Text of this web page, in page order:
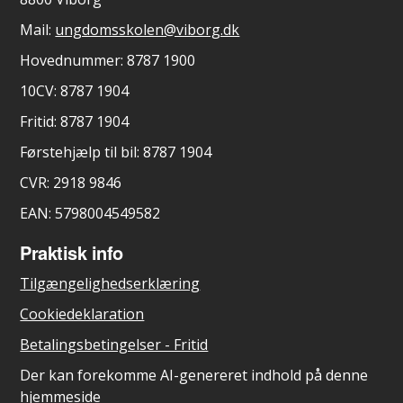
Mail: ungdomsskolen@viborg.dk
Hovednummer: 8787 1900
10CV: 8787 1904
Fritid: 8787 1904
Førstehjælp til bil: 8787 1904
CVR: 2918 9846
EAN: 5798004549582
Praktisk info
Tilgængelighedserklæring
Cookiedeklaration
Betalingsbetingelser - Fritid
Der kan forekomme AI-genereret indhold på denne
hjemmeside